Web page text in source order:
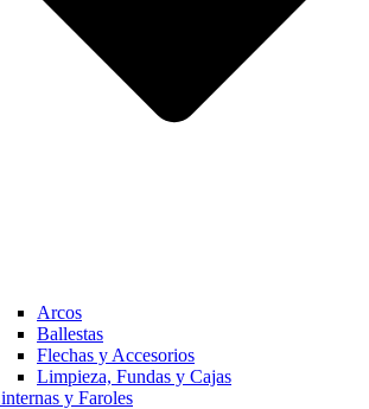
Arcos
Ballestas
Flechas y Accesorios
Limpieza, Fundas y Cajas
y Faroles